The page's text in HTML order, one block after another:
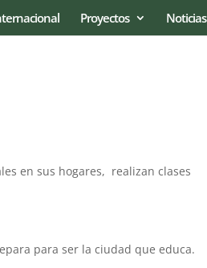
Proyectos Noticias
en sus hogares, realizan clases
para ser la ciudad que educa.